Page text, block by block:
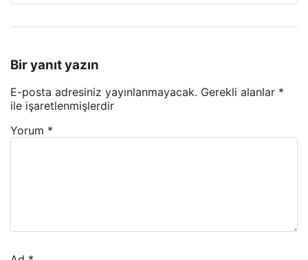
Bir yanıt yazın
E-posta adresiniz yayınlanmayacak. Gerekli alanlar *
ile işaretlenmişlerdir
Yorum *